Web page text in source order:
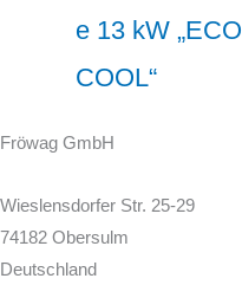
e 13 kW „ECO
COOL“
Fröwag GmbH
Wieslensdorfer Str. 25-29
74182 Obersulm
Deutschland